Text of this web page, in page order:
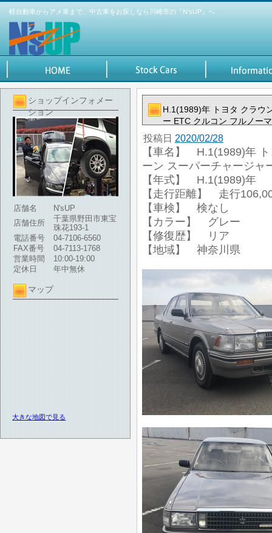
軽自動車からアメ車まで、中古車をお探しなら川崎市の『N'sUP』へ
ショップインフォメー
ション
店舗名
N'sUP
店舗住所
千葉県野田市東宝
珠花193-1
電話番号
04-7106-6560
FAX番号
04-7113-1768
営業時間
10:00-19:00
定休日
年中無休
マップ
大きな地図で見る
H.1(1989)年 トヨタ クラウ
ー ETC クルコン フルノー
投稿日 2020/02/28
【車名】 H.1(1989)年
ーン スーパーチャージャ
【年式】 H.1(1989)年
【走行距離】 走行
【車検】 検なし
【カラー】 グレー
【修復歴】 リア
【地域】 神奈川県